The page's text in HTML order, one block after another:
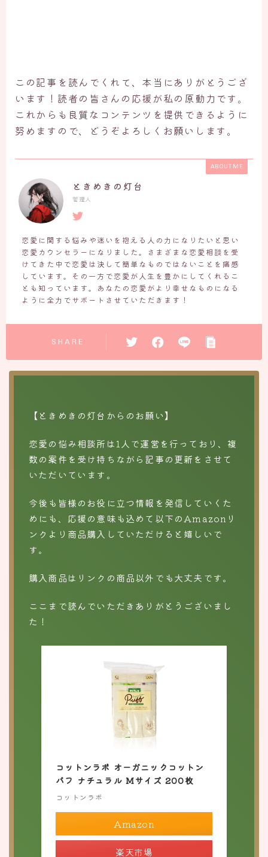
この記事を読んでくれて、本当にありがとうござ
います！読者の皆さんの応援が私の原動力です。
これからも良質なコンテンツを提供できるように
努めますので、どうぞよろしくお願いします。
ABOUT ME
ときめきの灯台
管理人
恋愛に関する悩みや迷いを抱える人の力になりたいと思い
恋愛カウンセラーになりました。さまざまな恋愛相談を受
けてきた中で恋愛は決して簡単なものではないことを痛感
しています。その一方で恋愛が人生を豊かにしてくれるこ
とも知っています。あなたの恋愛がより幸せなものになる
ように全力でサポートさせていただきます！
SHARE
【ときめきの灯台からのお願い】
恋愛の悩み相談所は1人で運営を行っており、複
数の案件を受け持ちながら記事の更新をさせて
いただいています。
今後も皆様のお役に立つ情報を発信していくた
めにも、応援の意味も込めて以下のAmazonリ
ンクより商品購入していただけると嬉しいで
す。
購入商品はリンクの商品以外でも大丈夫です。
ここまで読んでいただきありがとうございまし
た！
コットンラボ オーガニックコットン
パフ ナチュラル Mサイズ 200枚
コットンラボ
Amazon
楽天市場